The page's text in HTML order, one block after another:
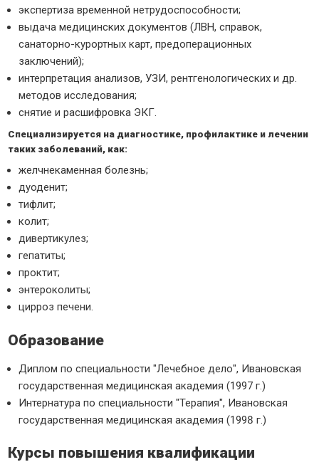
экспертиза временной нетрудоспособности;
выдача медицинских документов (ЛВН, справок,
санаторно-курортных карт, предоперационных
заключений);
интерпретация анализов, УЗИ, рентгенологических и др.
методов исследования;
снятие и расшифровка ЭКГ.
Специализируется на диагностике, профилактике и лечении
таких заболеваний, как:
желчнекаменная болезнь;
дуоденит;
тифлит;
колит;
дивертикулез;
гепатиты;
проктит;
энтероколиты;
цирроз печени.
Образование
Диплом по специальности "Лечебное дело", Ивановская
государственная медицинская академия (1997 г.)
Интернатура по специальности "Терапия", Ивановская
государственная медицинская академия (1998 г.)
Курсы повышения квалификации